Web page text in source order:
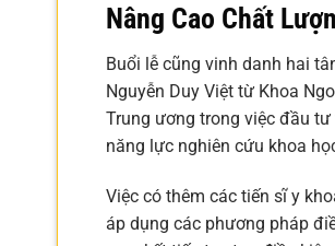
Nâng Cao Chất
Buổi lễ cũng vinh danh hai
Nguyễn Duy Việt từ Khoa
Trung ương trong việc đầu
năng lực nghiên cứu khoa
Việc có thêm các tiến sĩ y
áp dụng các phương pháp